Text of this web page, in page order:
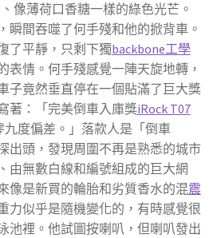
像薄荷口香糖一樣的綠色光芒。
瞬間吞噬了何手殘和他的掀背車。
了平靜，只剩下獨backbone工學
表情。何手殘感覺一陣天旋地轉，
子竟然垂直停在一個貼滿了巨大獎
著：「完美倒車入庫獎iRock T07
度偏差。」落款人是「倒車
出頭，發現周圍不再是熟悉的城市
由無數白線和編號組成的巨大網
像是新買的輪胎和劣質香水的混震
力似乎是隨機變化的，有時感覺很
池裡。他試圖按喇叭，但喇叭發出